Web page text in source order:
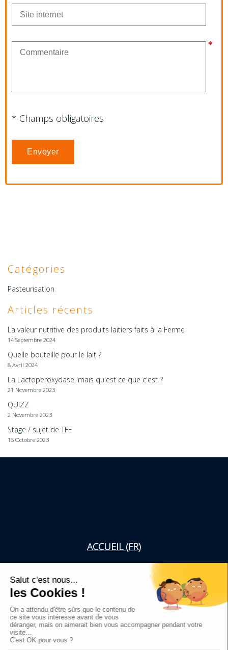
* Champs obligatoires
Catégories
Pasteurisation
Articles récents
La valeur nutritive des produits laitiers faits à la Ferme
14 Septembre 2024
Quelle bouteille pour le lait ?
8 Avril 2024
La Lactoperoxydase, mais qu'est ce que c'est ?
21 Novembre 2023
QUIZZ
2 Novembre 2023
Stage / sujet de TFE
16 Octobre 2023
ACCUEIL (FR)
WELKOM (NL)
mentions légales